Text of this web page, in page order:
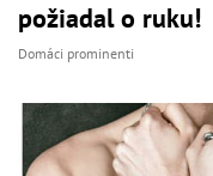
požiadal o ruku!
Domáci prominenti